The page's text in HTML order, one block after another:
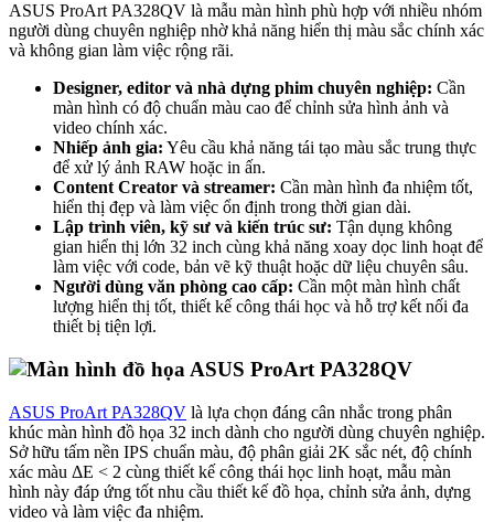
ASUS ProArt PA328QV là mẫu màn hình phù hợp với nhiều nhóm
người dùng chuyên nghiệp nhờ khả năng hiển thị màu sắc chính xác
và không gian làm việc rộng rãi.
Designer, editor và nhà dựng phim chuyên nghiệp: Cần
màn hình có độ chuẩn màu cao để chỉnh sửa hình ảnh và
video chính xác.
Nhiếp ảnh gia: Yêu cầu khả năng tái tạo màu sắc trung thực
để xử lý ảnh RAW hoặc in ấn.
Content Creator và streamer: Cần màn hình đa nhiệm tốt,
hiển thị đẹp và làm việc ổn định trong thời gian dài.
Lập trình viên, kỹ sư và kiến trúc sư: Tận dụng không
gian hiển thị lớn 32 inch cùng khả năng xoay dọc linh hoạt để
làm việc với code, bản vẽ kỹ thuật hoặc dữ liệu chuyên sâu.
Người dùng văn phòng cao cấp: Cần một màn hình chất
lượng hiển thị tốt, thiết kế công thái học và hỗ trợ kết nối đa
thiết bị tiện lợi.
ASUS ProArt PA328QV là lựa chọn đáng cân nhắc trong phân
khúc màn hình đồ họa 32 inch dành cho người dùng chuyên nghiệp.
Sở hữu tấm nền IPS chuẩn màu, độ phân giải 2K sắc nét, độ chính
xác màu ΔE < 2 cùng thiết kế công thái học linh hoạt, mẫu màn
hình này đáp ứng tốt nhu cầu thiết kế đồ họa, chỉnh sửa ảnh, dựng
video và làm việc đa nhiệm.